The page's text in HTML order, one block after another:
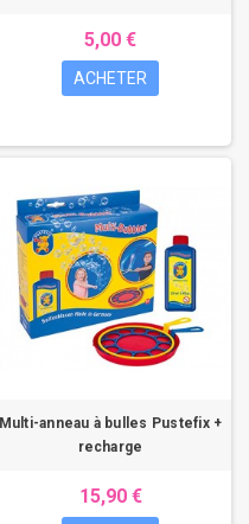
5,00 €
ACHETER
Multi-anneau à bulles Pustefix +
recharge
15,90 €